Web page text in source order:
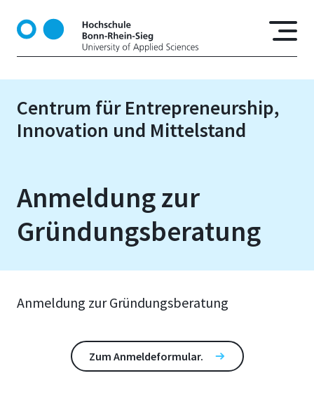
k
Centrum für Entrepreneurship,
Innovation und Mittelstand
Anmeldung zur
Gründungsberatung
Anmeldung zur Gründungsberatung
Zum Anmeldeformular.